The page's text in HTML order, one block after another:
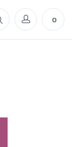
0